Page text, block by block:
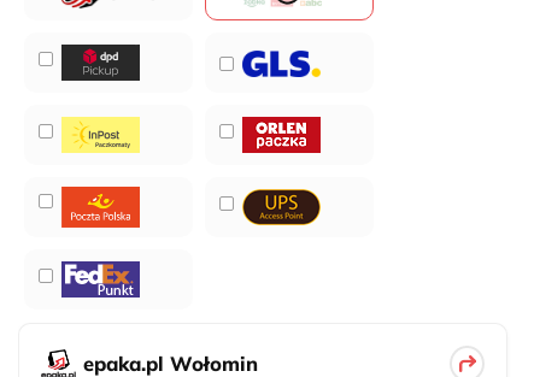
epaka.pl Wołomin